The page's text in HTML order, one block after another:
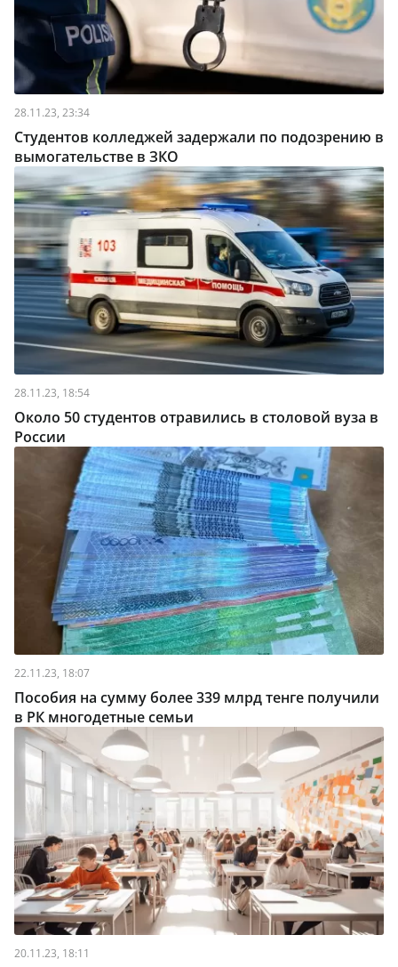
28.11.23, 23:34
Студентов колледжей задержали по подозрению в
вымогательстве в ЗКО
28.11.23, 18:54
Около 50 студентов отравились в столовой вуза в
России
22.11.23, 18:07
Пособия на сумму более 339 млрд тенге получили
в РК многодетные семьи
20.11.23, 18:11